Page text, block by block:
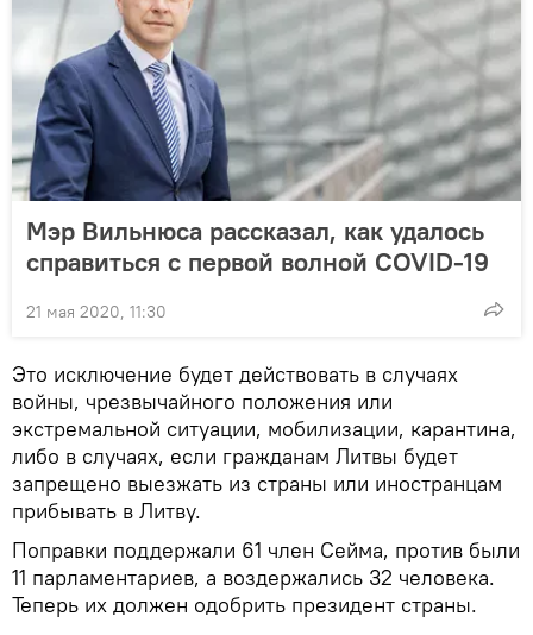
Мэр Вильнюса рассказал, как удалось
справиться с первой волной COVID-19
21 мая 2020, 11:30
Это исключение будет действовать в случаях
войны, чрезвычайного положения или
экстремальной ситуации, мобилизации, карантина,
либо в случаях, если гражданам Литвы будет
запрещено выезжать из страны или иностранцам
прибывать в Литву.
Поправки поддержали 61 член Сейма, против были
11 парламентариев, а воздержались 32 человека.
Теперь их должен одобрить президент страны.